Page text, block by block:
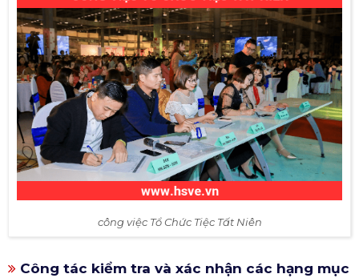
công việc Tổ Chức Tiệc Tất Niên
Công tác kiểm tra và xác nhận các hạng mục